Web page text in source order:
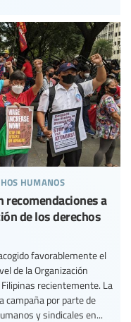
humanos
recomendaciones a
de los derechos
favorablemente el
de la Organización
recientemente. La
campaña por parte de
y sindicales en...